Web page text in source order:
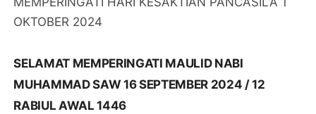
OKTOBER 2024
SELAMAT MEMPERINGATI MAULID NABI
MUHAMMAD SAW 16 SEPTEMBER 2024 / 12
RABIUL AWAL 1446